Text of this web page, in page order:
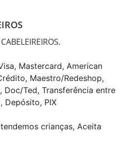
Mastercard, American
Maestro/Redeshop,
Doc/Ted, Transferência entre
Depósito, PIX
crianças, Aceita